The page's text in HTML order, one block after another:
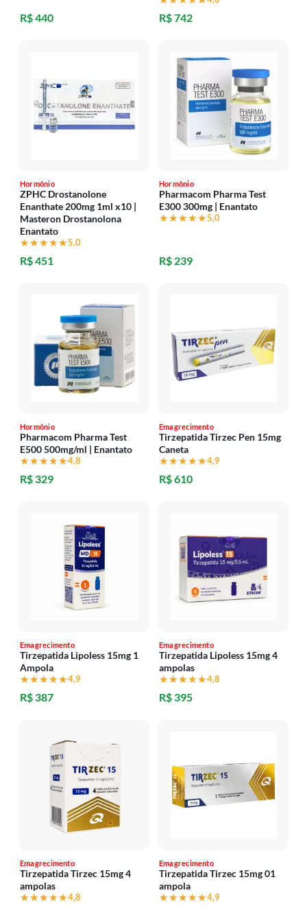
R$ 440 R$ 742
Hormônio
ZPHC Drostanolone
Enanthate 200mg 1ml x10 |
Masteron Drostanolona
Enantato
★★★★★
★★★★★5,0
R$ 451
Hormônio
Pharmacom Pharma Test
E300 300mg | Enantato
★★★★★
★★★★★5,0
R$ 239
Hormônio
Pharmacom Pharma Test
E500 500mg/ml | Enantato
★★★★★
★★★★★4,8
R$ 329
Emagrecimento
Tirzepatida Tirzec Pen 15mg
Caneta
★★★★★
★★★★★4,9
R$ 610
Emagrecimento
Tirzepatida Lipoless 15mg 1
Ampola
★★★★★
★★★★★4,9
R$ 387
Emagrecimento
Tirzepatida Lipoless 15mg 4
ampolas
★★★★★
★★★★★4,8
R$ 395
Emagrecimento
Tirzepatida Tirzec 15mg 4
ampolas
★★★★★
★★★★★4,8
Emagrecimento
Tirzepatida Tirzec 15mg 01
ampola
★★★★★
★★★★★4,9